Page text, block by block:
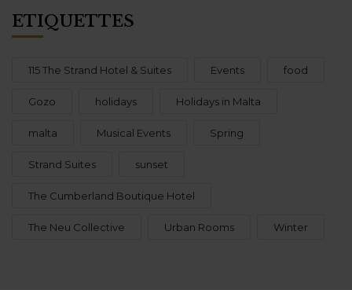
ÉTIQUETTES
115 The Strand Hotel & Suites Events food
Gozo holidays Holidays in Malta
malta Musical Events Spring
Strand Suites sunset
The Cumberland Boutique Hotel
The Neu Collective Urban Rooms Winter